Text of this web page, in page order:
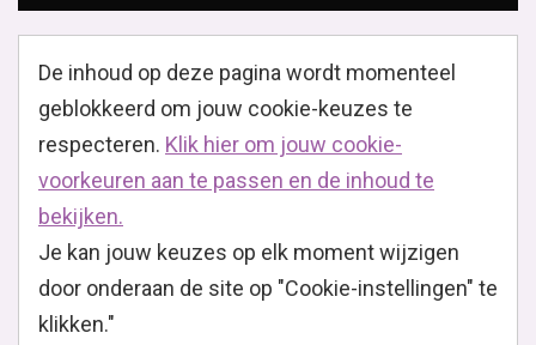
De inhoud op deze pagina wordt momenteel
geblokkeerd om jouw cookie-keuzes te
respecteren. Klik hier om jouw cookie-
voorkeuren aan te passen en de inhoud te
bekijken.
Je kan jouw keuzes op elk moment wijzigen
door onderaan de site op "Cookie-instellingen" te
klikken."